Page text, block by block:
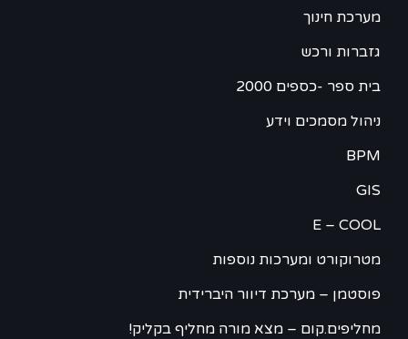
מערכת חינוך
גזברות ורכש
בית ספר -כספים 2000
ניהול מסמכים וידע
BPM
GIS
E – COOL
מטרוקורט ומערכות נוספות
פוסטמן – מערכת דיוור היברידית
מחליפים.קום – מצא מורה מחליף בקליק!